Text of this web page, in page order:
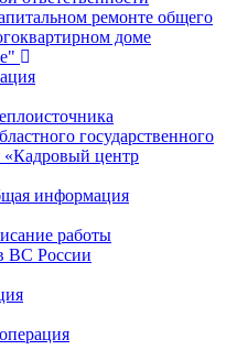
ремонте общего
доме
государственного
«Кадровый центр
информация
работы
ВС России